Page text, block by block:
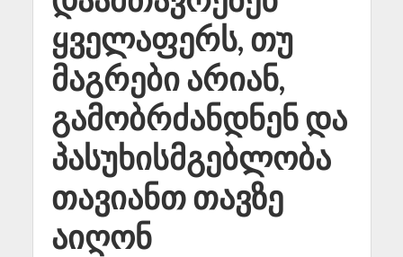
ყველაფერს, თუ
მაგრები არიან,
გამობრძანდნენ და
პასუხისმგებლობა
თავიანთ თავზე
აიღონ